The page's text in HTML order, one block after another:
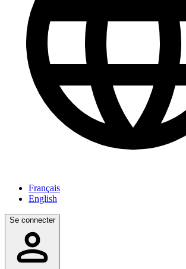
Français
English
Se connecter